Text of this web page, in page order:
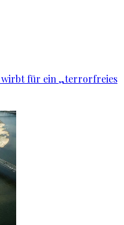
wirbt für ein „terrorfreies